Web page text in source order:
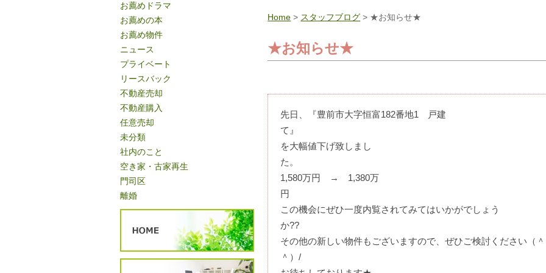
Home > スタッフブログ > ★お知らせ★
★お知らせ★
先日、『豊前市大字恒富182番地1 戸建
を大幅値下げ致しまし
1,580万円 → 1,380万
この機会にぜひ一度内覧されてみてはいかがでしょう
その他の新しい物件もございますので、ぜひご検討ください（
お薦めドラマ
お薦めの本
お薦め物件
ニュース
プライベート
リースバック
不動産売却
不動産購入
任意売却
未分類
社内のこと
空き家・古家再生
門司区
離婚